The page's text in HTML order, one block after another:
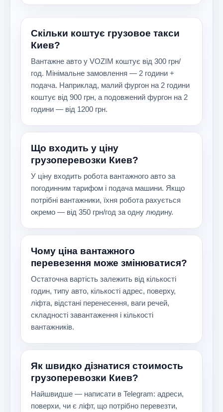
Скільки коштує грузовое такси
Киев?
Вантажне авто у VOZIM коштує від 300 грн/
год. Мінімальне замовлення — 2 години +
подача. Наприклад, малий фургон на 2 години
коштує від 900 грн, а подовжений фургон на 2
години — від 1200 грн.
Що входить у ціну
грузоперевозки Киев?
У ціну входить робота вантажного авто за
погодинним тарифом і подача машини. Якщо
потрібні вантажники, їхня робота рахується
окремо — від 350 грн/год за одну людину.
Чому ціна вантажного
перевезення може змінюватися?
Остаточна вартість залежить від кількості
годин, типу авто, кількості адрес, поверху,
ліфта, відстані перенесення, ваги речей,
складності завантаження і кількості
вантажників.
Як швидко дізнатися стоимость
грузоперевозки Киев?
Найшвидше — написати в Telegram: адреси,
поверхи, чи є ліфт, що потрібно перевезти,